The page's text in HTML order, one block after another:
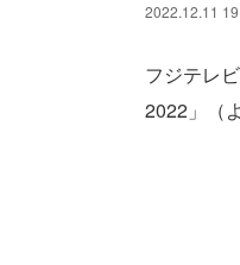
2022.12.11
フジテレ
2022」（